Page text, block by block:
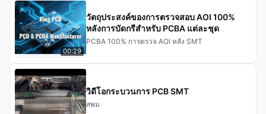
00:29
วัตถุประสงค์ของการตรวจสอบ AOI 100%
หลังการบัดกรีสำหรับ PCBA แต่ละชุด
PCBA 100% การตรวจ AOI หลัง SMT
วิดีโอกระบวนการ PCB SMT
สพม